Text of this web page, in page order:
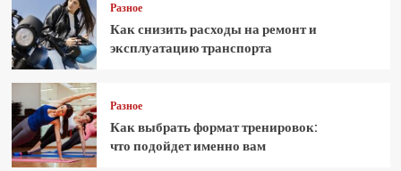
Разное
Как снизить расходы на ремонт и
эксплуатацию транспорта
Разное
Как выбрать формат тренировок:
что подойдет именно вам